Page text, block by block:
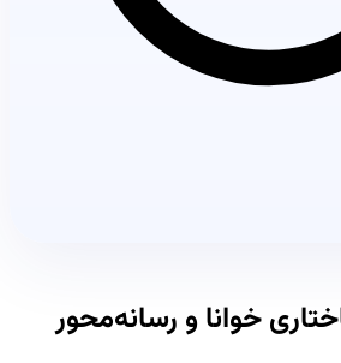
خوانا و رسانه‌محور